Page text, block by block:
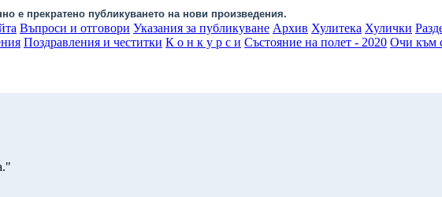
е прекратено публикуването на нови произведения.
Въпроси и отговори Указания за публикуване Архив Хулитека Хулички
Поздравления и честитки К о н к у р с и Състояние на полет - 2020 Очи към